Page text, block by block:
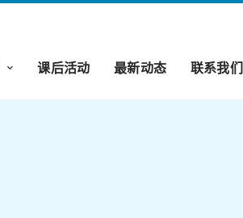
课后活动 最新动态 联系我们